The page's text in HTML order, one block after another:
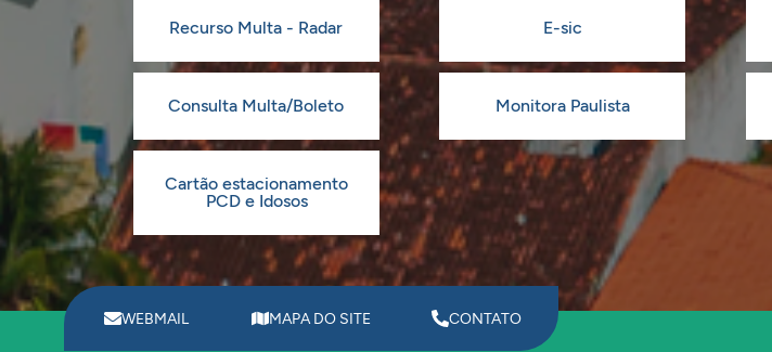
Recurso Multa - Radar E-sic
Consulta Multa/Boleto Monitora Paulista
Cartão estacionamento
PCD e Idosos
WEBMAIL MAPA DO SITE CONTATO